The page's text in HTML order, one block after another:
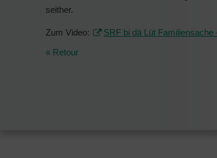
seither.
Zum Video:
SRF bi dä Lüt Familiensache
« Retour